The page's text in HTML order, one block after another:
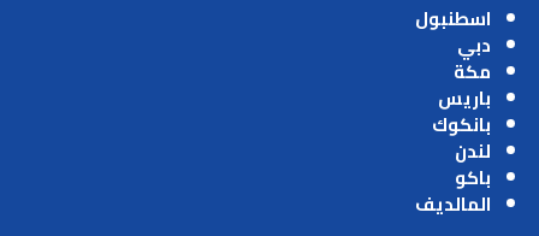
اسطنبول
دبي
مكة
باريس
بانكوك
لندن
باكو
المالديف